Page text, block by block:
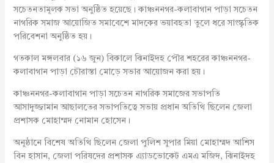
সচেতনতামূলক সভা অনুষ্ঠিত হয়েছে। কাঞ্চননগর-কলাবাগান পাড়া সচেতন
নাগরিক সমাজ আয়োজিত সমাবেশে মাদকের ভয়াবহতা তুলে ধরে সাংস্কৃতিক
পরিবেশনা অনুষ্ঠিত হয়।
গতকাল মঙ্গলবার (১৬ জুন) বিকালে ঝিনাইদহ পৌর শহরের কাঞ্চননগর-
কলাবাগান পাড়া চৌরাস্তা মোড়ে সভার আয়োজন করা হয়।
কাঞ্চননগর-কলাবাগান পাড়া সচেতন নাগরিক সমাজের সভাপতি
আসাদুজ্জামান আছালতের সভাপতিত্বে সভায় প্রধান অতিথি ছিলেন জেলা
প্রশাসক মোহাম্মদ নোমান হোসেন।
অনুষ্ঠানে বিশেষ অতিথি ছিলেন জেলা পুলিশ সুপার মিয়া মোহাম্মদ আশিস
বিন হাসান, জেলা পরিষদের প্রশাসক এ্যাডভোকেট এমএ মজিদ, ঝিনাইদহ